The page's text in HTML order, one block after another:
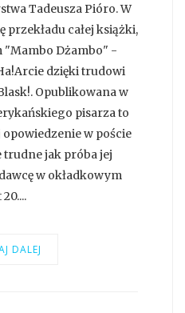
Tadeusza Pióro. W
przekładu całej książki,
"Mambo Dżambo" -
dzięki trudowi
Opublikowana w
pisarza to
w poście
trudne jak próba jej
w okładkowym
DALEJ